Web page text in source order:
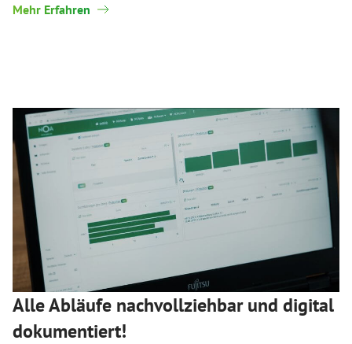
Mehr Erfahren
Alle Abläufe nachvollziehbar und digital
dokumentiert!